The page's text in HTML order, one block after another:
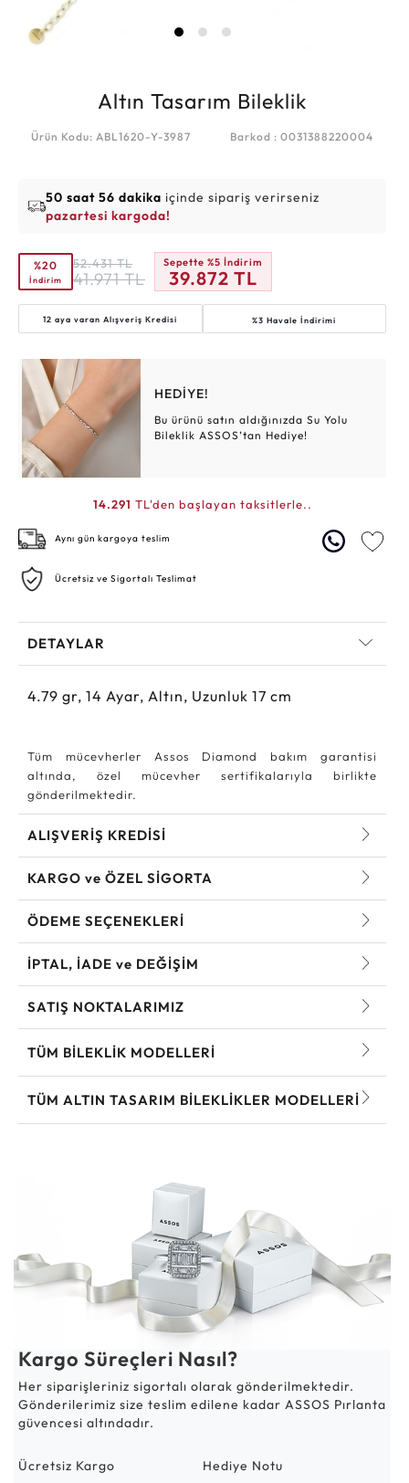
Altın Tasarım Bileklik
Ürün Kodu: ABL1620-Y-3987 Barkod : 0031388220004
50 saat 56 dakika içinde sipariş verirseniz
pazartesi kargoda!
%20
İndirim
52.431 TL
41.971 TL
Sepette %5 İndirim
39.872 TL
12 aya varanAlışveriş Kredisi %3 Havale İndirimi
HEDİYE!
Bu ürünü satın aldığınızda Su Yolu
Bileklik ASSOS’tan Hediye!
14.291 TL'den başlayan taksitlerle..
Aynı gün kargoya teslim
Ücretsiz ve Sigortalı Teslimat
DETAYLAR
4.79 gr, 14 Ayar, Altın, Uzunluk 17 cm
Tüm mücevherler Assos Diamond bakım garantisi
altında, özel mücevher sertifikalarıyla birlikte
gönderilmektedir.
ALIŞVERİŞ KREDİSİ
KARGO ve ÖZEL SİGORTA
ÖDEME SEÇENEKLERİ
İPTAL, İADE ve DEĞİŞİM
SATIŞ NOKTALARIMIZ
TÜM BILEKLIK MODELLERI
TÜM ALTIN TASARIM BILEKLIKLER MODELLERI
Kargo Süreçleri Nasıl?
Her siparişleriniz sigortalı olarak gönderilmektedir.
Gönderilerimiz size teslim edilene kadar ASSOS Pırlanta
güvencesi altındadır.
Ücretsiz Kargo Hediye Notu